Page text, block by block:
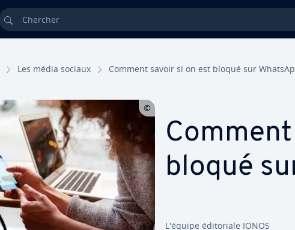
Chercher
Les média sociaux Comment savoir si on est bloqué sur
bloqué
L'équipe édi­to­riale IONOS